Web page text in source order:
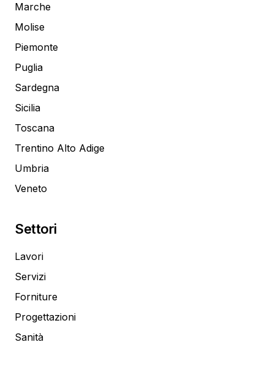
Marche
Molise
Piemonte
Puglia
Sardegna
Sicilia
Toscana
Trentino Alto Adige
Umbria
Veneto
Settori
Lavori
Servizi
Forniture
Progettazioni
Sanità